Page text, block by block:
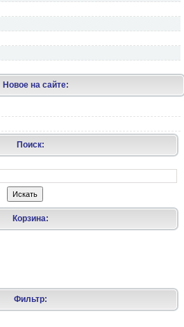
Новое на сайте:
Поиск:
Корзина:
Фильтр: